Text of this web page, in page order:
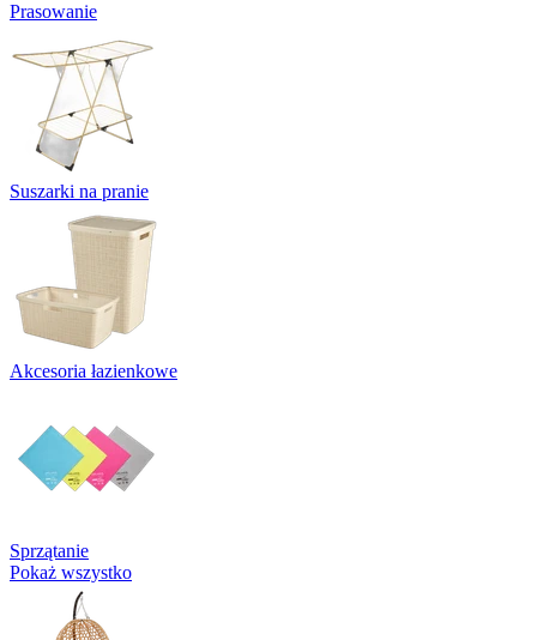
Prasowanie
Suszarki na pranie
Akcesoria łazienkowe
Sprzątanie
Pokaż wszystko